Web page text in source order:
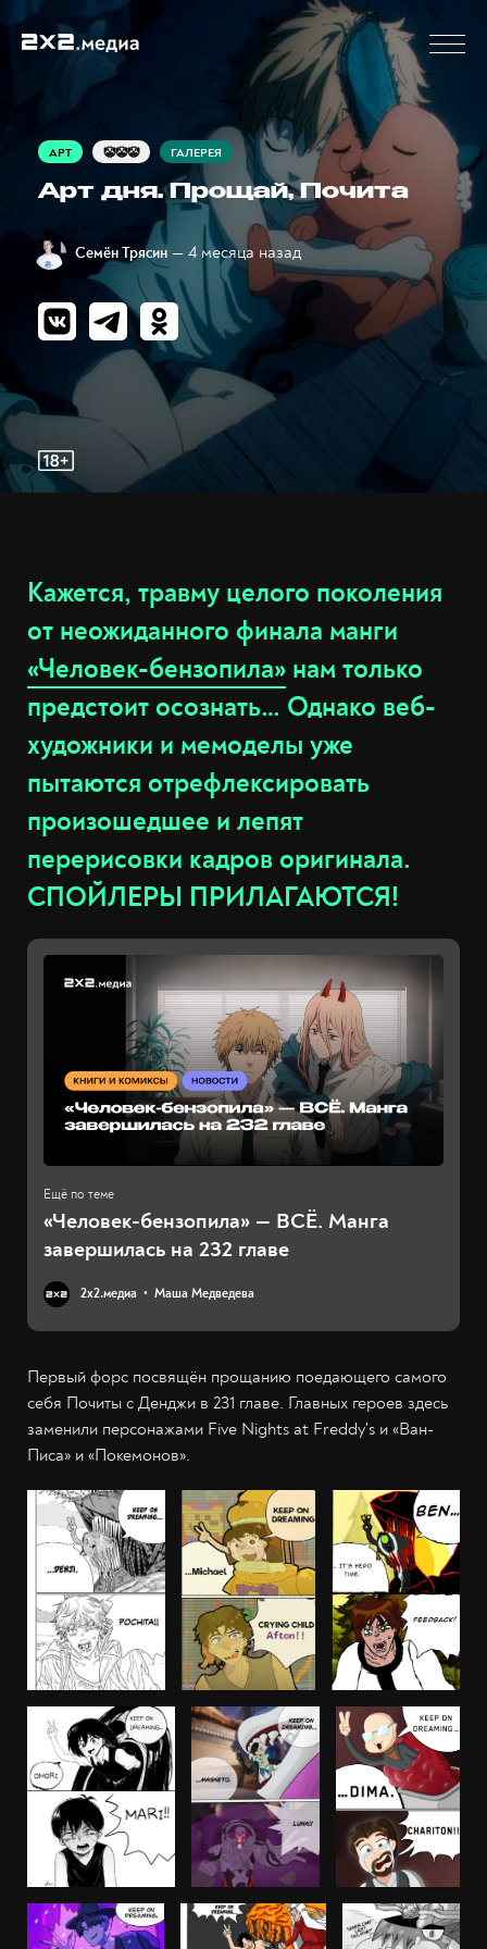
АРТ 🤡🤡🤡 ГАЛЕРЕЯ
Арт дня. Прощай, Почита
Семён Трясин — 4 месяца назад
Кажется, травму целого поколения
от неожиданного финала манги
«Человек-бензопила» нам только
предстоит осознать… Однако веб-
художники и мемоделы уже
пытаются отрефлексировать
произошедшее и лепят
перерисовки кадров оригинала.
СПОЙЛЕРЫ ПРИЛАГАЮТСЯ!
«Человек-бензопила» — ВСЁ. Манга
завершилась на 232 главе
2х2.медиа Маша Медведева
Первый форс посвящён прощанию поедающего самого
себя Почиты с Денджи в 231 главе. Главных героев здесь
заменили персонажами Five Nights at Freddy's и «Ван-
Писа» и «Покемонов».